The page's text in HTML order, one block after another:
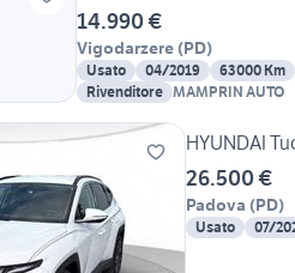
14.990 €
Vigodarzere (PD)
Usato 04/2019 63000 Km
Rivenditore MAMPRIN AUTO
HYUNDAI
26.500 €
Padova (PD)
Usato 07/